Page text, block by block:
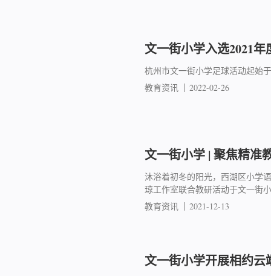
文一街小学入选2021
杭州市文一街小学足球活动起始
教育资讯
2022-02-26
文一街小学 | 聚焦精准
沐浴着初冬的阳光，西湖区小学
琼工作室联合教研活动于文一街
教育资讯
2021-12-13
文一街小学开展相约